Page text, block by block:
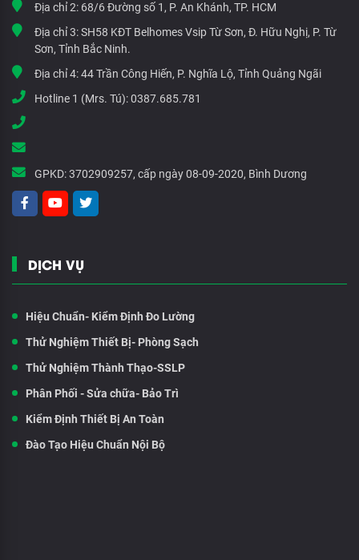
Địa chỉ 2: 68/6 Đường số 1, P. An Khánh, TP. HCM
Địa chỉ 3:SH58 KĐT Belhomes Vsip Từ Sơn, Đ. Hữu Nghị, P. Từ
Sơn, Tỉnh Bắc Ninh.
Địa chỉ 4:44 Trần Công Hiến, P. Nghĩa Lộ, Tỉnh Quảng Ngãi
Hotline 1 (Mrs. Tú):0387.685.781
GPKD:3702909257, cấp ngày 08-09-2020, Bình Dương
DỊCH VỤ
Hiệu Chuẩn- Kiểm Định Đo Lường
Thử Nghiệm Thiết Bị- Phòng Sạch
Thử Nghiệm Thành Thạo-SSLP
Phân Phối - Sửa chữa- Bảo Trì
Kiểm Định Thiết Bị An Toàn
Đào Tạo Hiệu Chuẩn Nội Bộ